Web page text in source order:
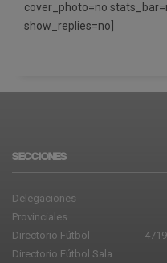
cover_photo=no
show_replies=no]
SECCIONES
Delegaciones
Provinciales
Directorio Fútbol
Directorio Fútbol Sala